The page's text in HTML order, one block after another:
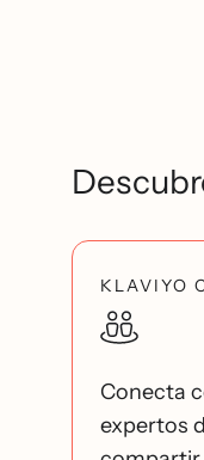
KLAVIYO
Conecta
expertos